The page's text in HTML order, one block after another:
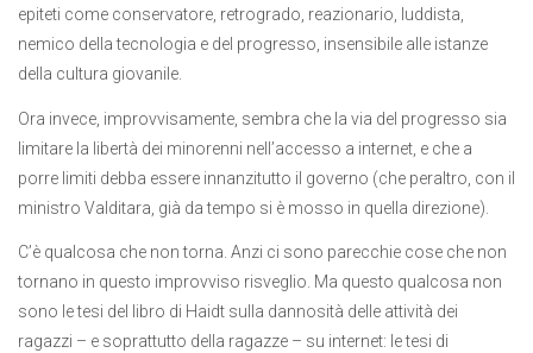
epiteti come conservatore, retrogrado, reazionario, luddista,
nemico della tecnologia e del progresso, insensibile alle istanze
della cultura giovanile.
Ora invece, improvvisamente, sembra che la via del progresso sia
limitare la libertà dei minorenni nell’accesso a internet, e che a
porre limiti debba essere innanzitutto il governo (che peraltro, con il
ministro Valditara, già da tempo si è mosso in quella direzione).
C’è qualcosa che non torna. Anzi ci sono parecchie cose che non
tornano in questo improvviso risveglio. Ma questo qualcosa non
sono le tesi del libro di Haidt sulla dannosità delle attività dei
ragazzi – e soprattutto della ragazze – su internet: le tesi di